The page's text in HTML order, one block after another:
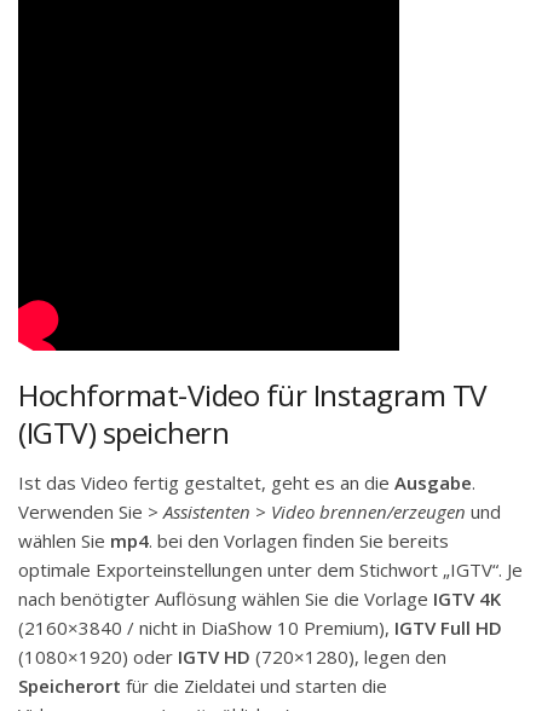
Hochformat-Video für Instagram TV
(IGTV) speichern
Ist das Video fertig gestaltet, geht es an die Ausgabe.
Verwenden Sie > Assistenten > Video brennen/erzeugen und
wählen Sie mp4. bei den Vorlagen finden Sie bereits
optimale Exporteinstellungen unter dem Stichwort „IGTV“. Je
nach benötigter Auflösung wählen Sie die Vorlage IGTV 4K
(2160×3840 / nicht in DiaShow 10 Premium), IGTV Full HD
(1080×1920) oder IGTV HD (720×1280), legen den
Speicherort für die Zieldatei und starten die